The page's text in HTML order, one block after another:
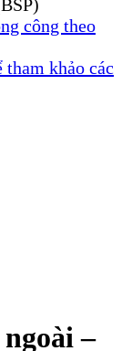
công theo
tham khảo các
–